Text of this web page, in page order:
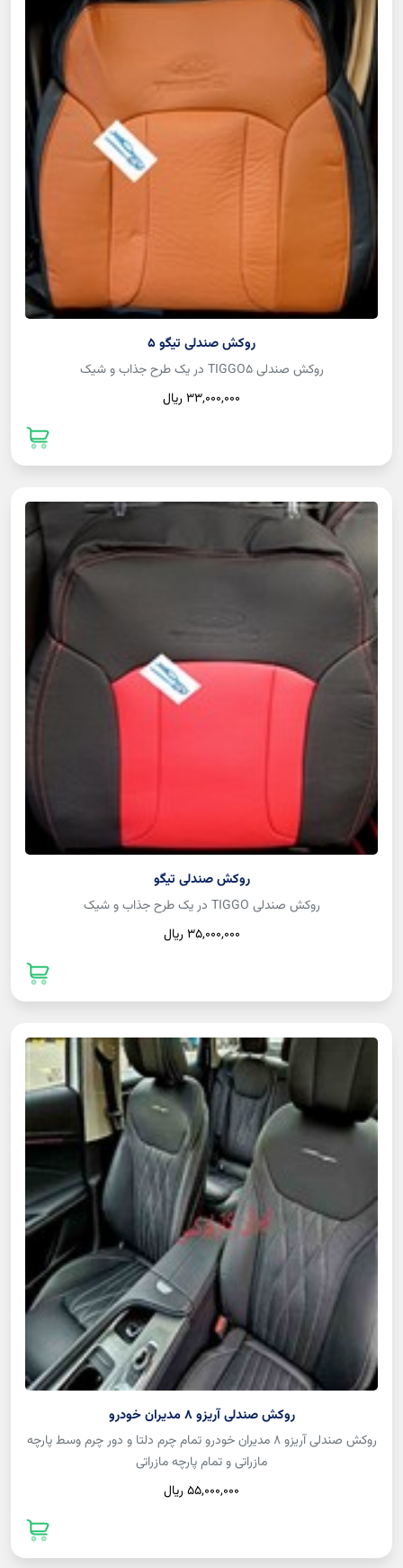
روکش صندلی تیگو 5
روکش صندلی TIGGO5 در یک طرح جذاب و شیک
33,000,000 ريال
روکش صندلی تیگو
روکش صندلی TIGGO در یک طرح جذاب و شیک
35,000,000 ريال
روکش صندلی آریزو 8 مدیران خودرو
روکش صندلی آریزو 8 مدیران خودرو تمام چرم دلتا و دور چرم وسط پارچه
مازراتی و تمام پارچه مازراتی
55,000,000 ريال